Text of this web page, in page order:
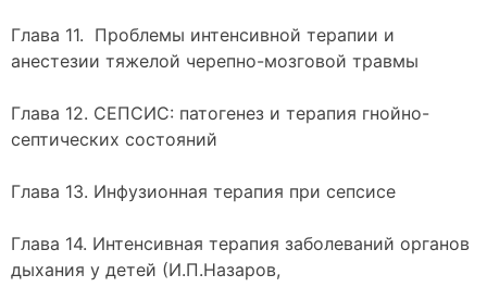
Глава 11. Проблемы интенсивной терапии и
анестезии тяжелой черепно-мозговой травмы
Глава 12. СЕПСИС: патогенез и терапия гнойно-
септических состояний
Глава 13. Инфузионная терапия при сепсисе
Глава 14. Интенсивная терапия заболеваний органов
дыхания у детей (И.П.Назаров,